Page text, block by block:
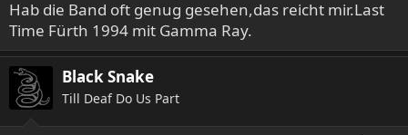
Hab die Band oft genug gesehen,das reicht mir.Last
Time Fürth 1994 mit Gamma Ray.
Black Snake
Till Deaf Do Us Part